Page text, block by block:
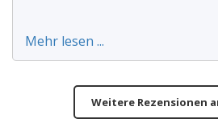
Mehr lesen ...
Weitere Rezensionen